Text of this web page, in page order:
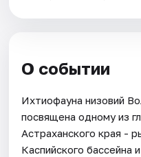
О событии
Ихтиофауна низовий
посвящена одному из
Астраханского края -
Каспийского бассейна